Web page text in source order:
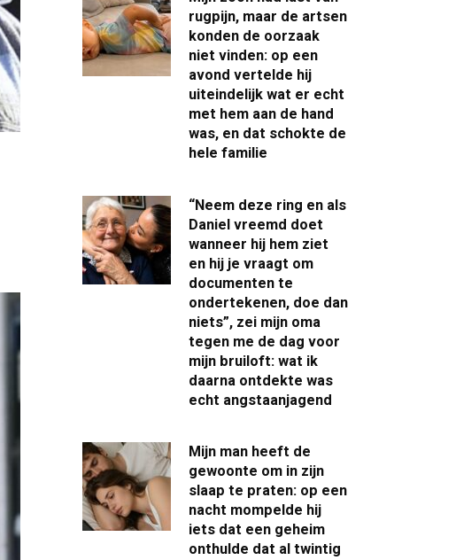
rugpijn, maar de artsen
konden de oorzaak
niet vinden: op een
avond vertelde hij
uiteindelijk wat er echt
met hem aan de hand
was, en dat schokte de
hele familie
“Neem deze ring en als
Daniel vreemd doet
wanneer hij hem ziet
en hij je vraagt om
documenten te
ondertekenen, doe dan
niets”, zei mijn oma
tegen me de dag voor
mijn bruiloft: wat ik
daarna ontdekte was
echt angstaanjagend
Mijn man heeft de
gewoonte om in zijn
slaap te praten: op een
nacht mompelde hij
iets dat een geheim
onthulde dat al twintig